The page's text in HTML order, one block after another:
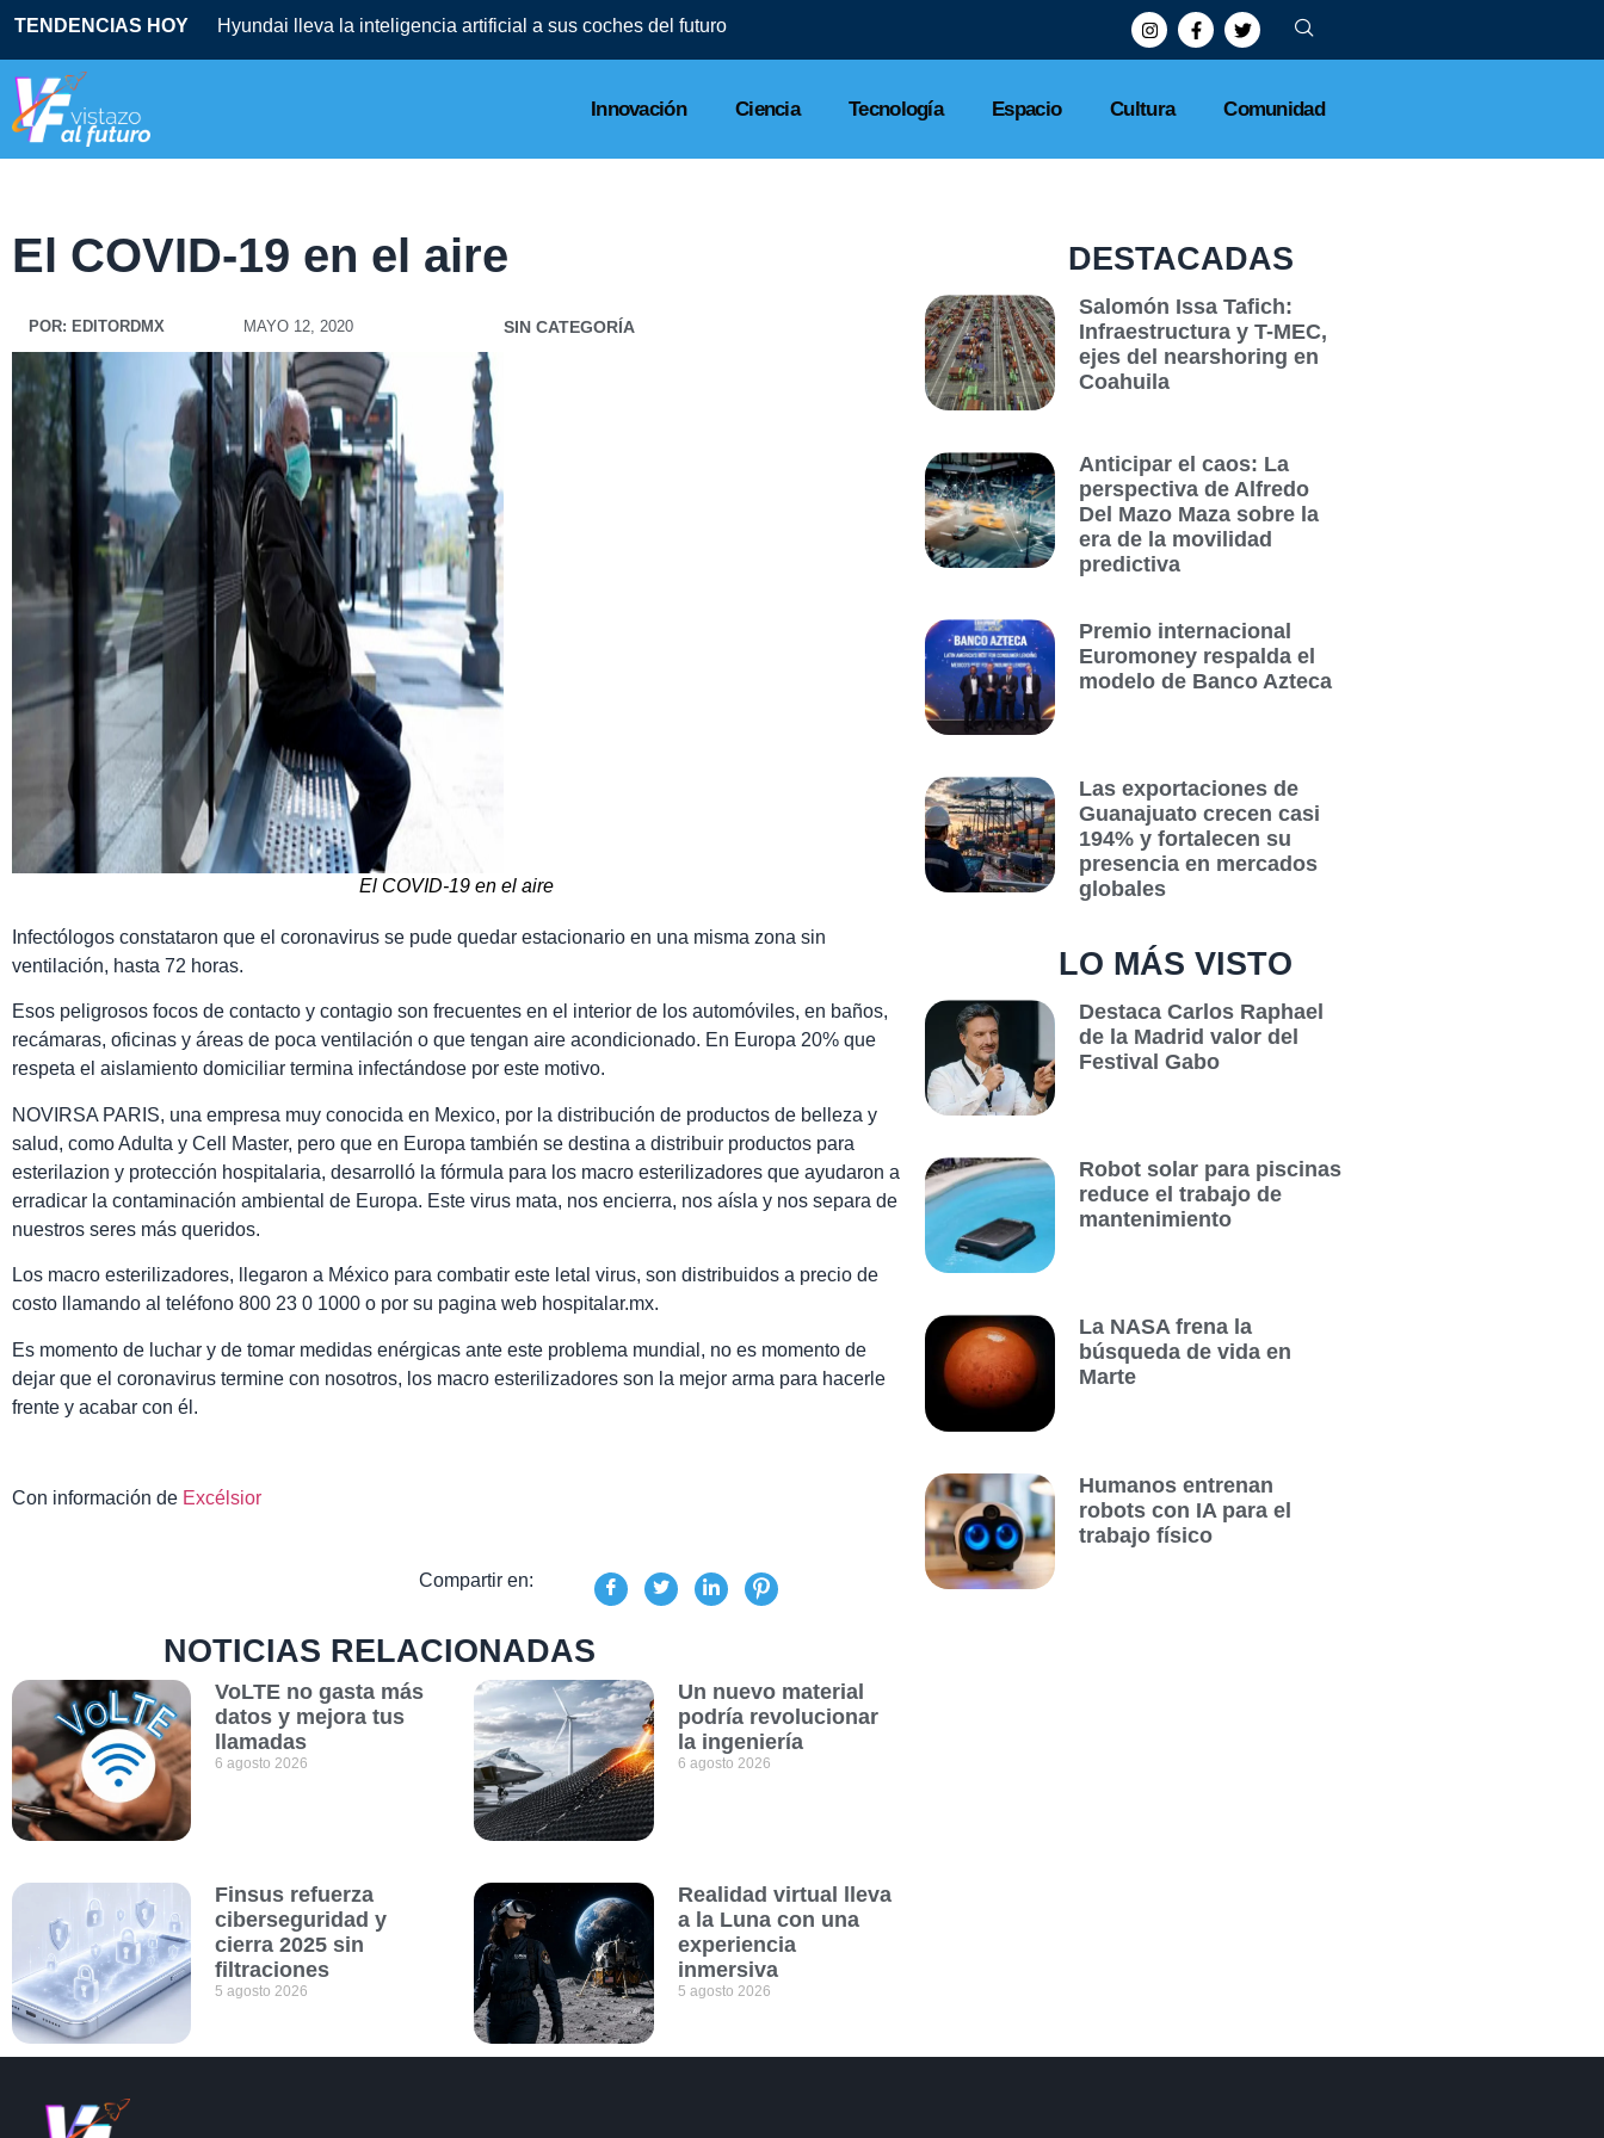
TENDENCIAS HOY Hyundai lleva la inteligencia artificial a sus coches del futuro
Innovación Ciencia Tecnología Espacio Cultura Comunidad
El COVID-19 en el aire
POR: EDITORDMX MAYO 12, 2020 SIN CATEGORÍA
El COVID-19 en el aire
Infectólogos constataron que el coronavirus se pude quedar estacionario en una misma zona sin
ventilación, hasta 72 horas.
Esos peligrosos focos de contacto y contagio son frecuentes en el interior de los automóviles, en baños,
recámaras, oficinas y áreas de poca ventilación o que tengan aire acondicionado. En Europa 20% que
respeta el aislamiento domiciliar termina infectándose por este motivo.
NOVIRSA PARIS, una empresa muy conocida en Mexico, por la distribución de productos de belleza y
salud, como Adulta y Cell Master, pero que en Europa también se destina a distribuir productos para
esterilazion y protección hospitalaria, desarrolló la fórmula para los macro esterilizadores que ayudaron a
erradicar la contaminación ambiental de Europa. Este virus mata, nos encierra, nos aísla y nos separa de
nuestros seres más queridos.
Los macro esterilizadores, llegaron a México para combatir este letal virus, son distribuidos a precio de
costo llamando al teléfono 800 23 0 1000 o por su pagina web hospitalar.mx.
Es momento de luchar y de tomar medidas enérgicas ante este problema mundial, no es momento de
dejar que el coronavirus termine con nosotros, los macro esterilizadores son la mejor arma para hacerle
frente y acabar con él.
Con información de Excélsior
Compartir en:
NOTICIAS RELACIONADAS
VoLTE no gasta más
datos y mejora tus
llamadas
6 agosto 2026
Un nuevo material
podría revolucionar
la ingeniería
6 agosto 2026
Finsus refuerza
ciberseguridad y
cierra 2025 sin
filtraciones
5 agosto 2026
Realidad virtual lleva
a la Luna con una
experiencia
inmersiva
5 agosto 2026
DESTACADAS
Salomón Issa Tafich:
Infraestructura y T-MEC,
ejes del nearshoring en
Coahuila
Anticipar el caos: La
perspectiva de Alfredo
Del Mazo Maza sobre la
era de la movilidad
predictiva
Premio internacional
Euromoney respalda el
modelo de Banco Azteca
Las exportaciones de
Guanajuato crecen casi
194% y fortalecen su
presencia en mercados
globales
LO MÁS VISTO
Destaca Carlos Raphael
de la Madrid valor del
Festival Gabo
Robot solar para piscinas
reduce el trabajo de
mantenimiento
La NASA frena la
búsqueda de vida en
Marte
Humanos entrenan
robots con IA para el
trabajo físico